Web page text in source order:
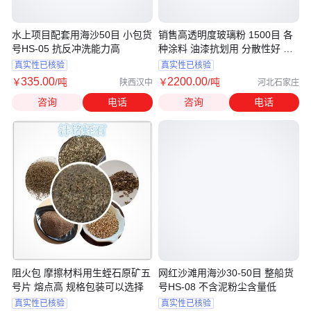
水上项目配套用海沙50目 小包货
号HS-05 抗反冲洗能力高
真实性已核验
￥335.00/吨 陕西汉中
咨询 电话
阻火包 摩擦材料用生蛭石原矿五
号片 熔点高 规格包装可以选择
真实性已核验
销售高透明度玻璃粉 1500目 各
种涂料 油漆抗划用 分散性好 耐
温600℃
真实性已核验
￥2200.00/吨 河北石家庄
咨询 电话
网红沙滩用海沙30-50目 整船货
号HS-08 不含泥粉尘含量低
真实性已核验